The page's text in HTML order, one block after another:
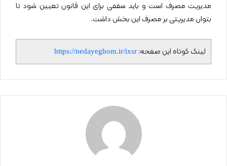
مدیریت مصرف است و باید سقفی برای این قانون تعیین شود تا
بتوان مدیریتی بر مصرف این بخش داشت.
لینک کوتاه این صفحه: https://nedayeghom.ir/ixsr